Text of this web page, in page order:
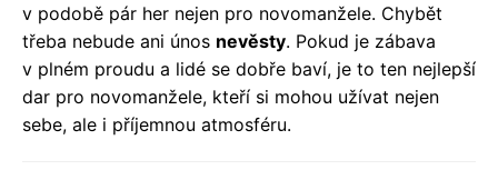
v podobě pár her nejen pro novomanžele. Chybět
třeba nebude ani únos nevěsty. Pokud je zábava
v plném proudu a lidé se dobře baví, je to ten nejlepší
dar pro novomanžele, kteří si mohou užívat nejen
sebe, ale i příjemnou atmosféru.